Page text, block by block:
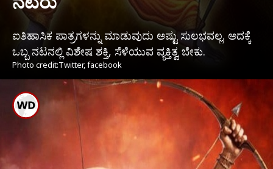
ಐತಿಹಾಸಿಕ ಪಾತ್ರಗಳನ್ನು ಮಾಡುವುದು ಅಷ್ಟು ಸುಲಭವಲ್ಲ. ಅದಕ್ಕೆ
ಒಬ್ಬ ನಟನಲ್ಲಿ ವಿಶೇಷ ಶಕ್ತಿ, ಸೆಳೆಯುವ ವ್ಯಕ್ತಿತ್ವ ಬೇಕು.
Photo credit:Twitter, facebook